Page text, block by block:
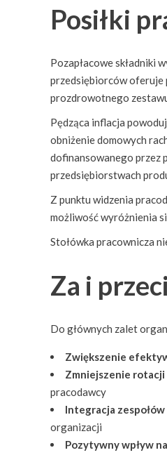
Posiłki
Pozapłacowe składniki
przedsiębiorców oferuje
prozdrowotnego
Pędząca inflacja
obniżenie domowych
dofinansowanego przez
przedsiębiorstwach
Z punktu widzenia
możliwość wyróżnienia
Stołówka pracownicza
Za i
Do głównych zalet
Zwiększenie
Zmniejszenie rotacji
pracodawcy
Integracja zespołów
organizacji
Pozytywny wpływ